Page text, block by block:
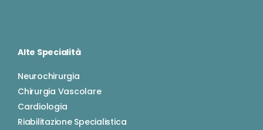
Alte Specialità
Neurochirurgia
Chirurgia Vascolare
Cardiologia
Riabilitazione Specialistica